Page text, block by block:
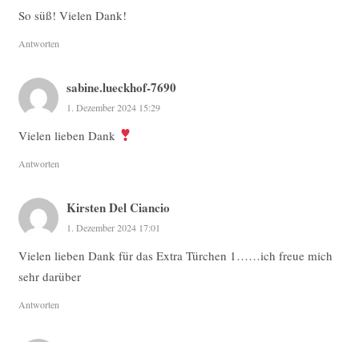
So süß! Vielen Dank!
Antworten
sabine.lueckhof-7690
1. Dezember 2024 15:29
Vielen lieben Dank
Antworten
Kirsten Del Ciancio
1. Dezember 2024 17:01
Vielen lieben Dank für das Extra Türchen 1……ich freue mich
sehr darüber
Antworten